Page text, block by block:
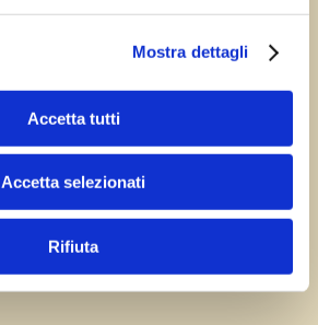
Mostra dettagli
Accetta tutti
Accetta selezionati
Rifiuta